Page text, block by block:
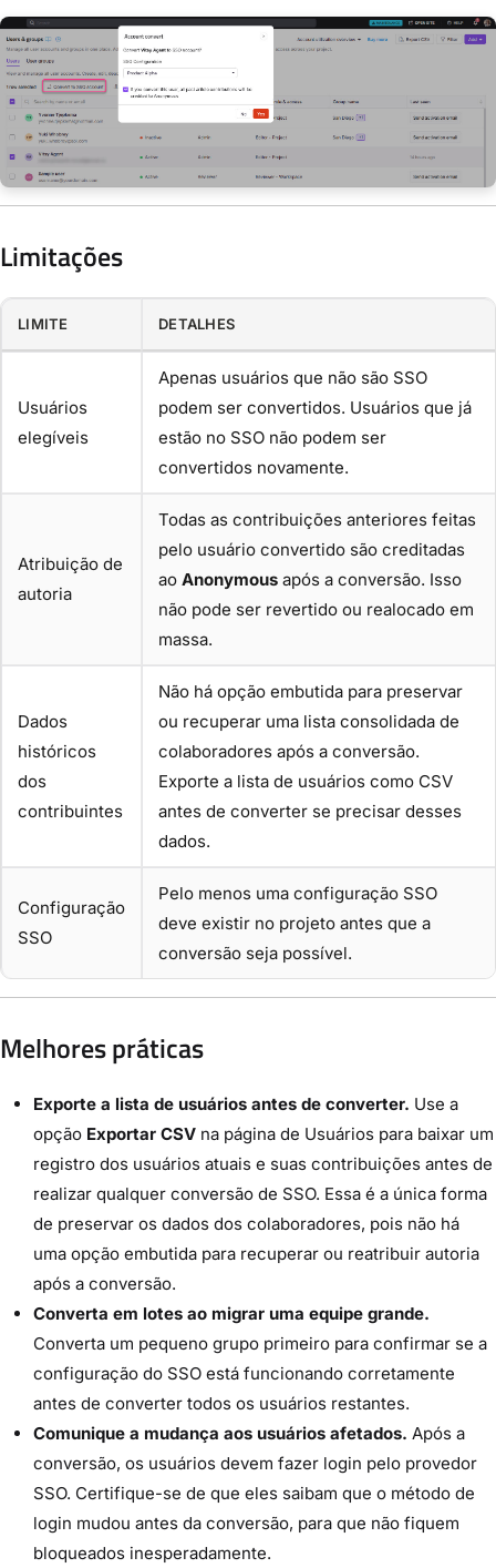
Limitações
LIMITE DETALHES
Usuários
elegíveis
Apenas usuários que não são SSO
podem ser convertidos. Usuários que já
estão no SSO não podem ser
convertidos novamente.
Atribuição de
autoria
Todas as contribuições anteriores feitas
pelo usuário convertido são creditadas
ao Anonymous após a conversão. Isso
não pode ser revertido ou realocado em
massa.
Dados
históricos
dos
contribuintes
Não há opção embutida para preservar
ou recuperar uma lista consolidada de
colaboradores após a conversão.
Exporte a lista de usuários como CSV
antes de converter se precisar desses
dados.
Configuração
SSO
Pelo menos uma configuração SSO
deve existir no projeto antes que a
conversão seja possível.
Melhores práticas
Exporte a lista de usuários antes de converter. Use a
opção Exportar CSV na página de Usuários para baixar um
registro dos usuários atuais e suas contribuições antes de
realizar qualquer conversão de SSO. Essa é a única forma
de preservar os dados dos colaboradores, pois não há
uma opção embutida para recuperar ou reatribuir autoria
após a conversão.
Converta em lotes ao migrar uma equipe grande.
Converta um pequeno grupo primeiro para confirmar se a
configuração do SSO está funcionando corretamente
antes de converter todos os usuários restantes.
Comunique a mudança aos usuários afetados. Após a
conversão, os usuários devem fazer login pelo provedor
SSO. Certifique-se de que eles saibam que o método de
login mudou antes da conversão, para que não fiquem
bloqueados inesperadamente.